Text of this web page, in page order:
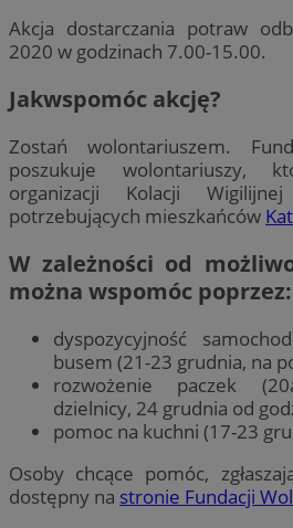
Akcja dostarczania potraw
2020 w godzinach 7.00-15.00.
Jakwspomóc akcję?
Zostań wolontariuszem.
poszukuje wolontariuszy,
organizacji Kolacji
potrzebujących mieszkańców
W zależności od
można wspomóc poprzez:
dyspozycyjność
busem (21-23 grudnia, na
rozwożenie paczek
dzielnicy, 24 grudnia od
pomoc na kuchni (17-23
Osoby chcące pomóc,
dostępny na stronie Fundacji